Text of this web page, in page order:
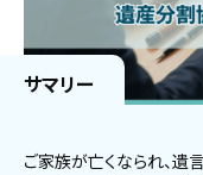
サマリー
ご家族が亡くなられ、遺